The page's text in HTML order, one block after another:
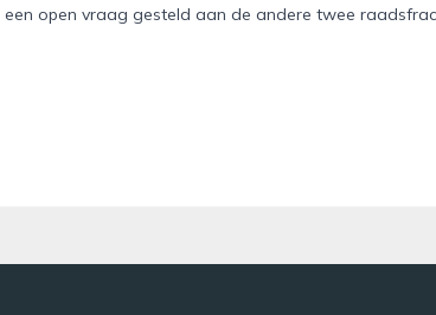
open vraag gesteld aan de andere twee